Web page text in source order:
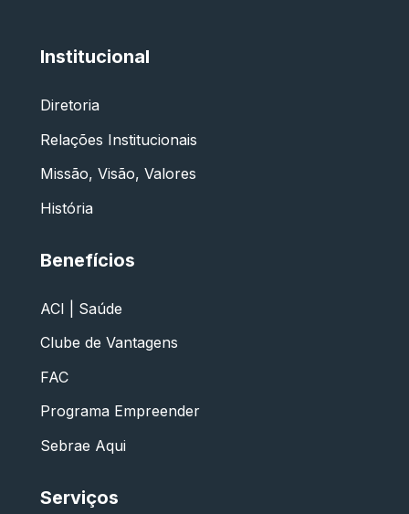
Institucional
Diretoria
Relações Institucionais
Missão, Visão, Valores
História
Benefícios
ACI | Saúde
Clube de Vantagens
FAC
Programa Empreender
Sebrae Aqui
Serviços